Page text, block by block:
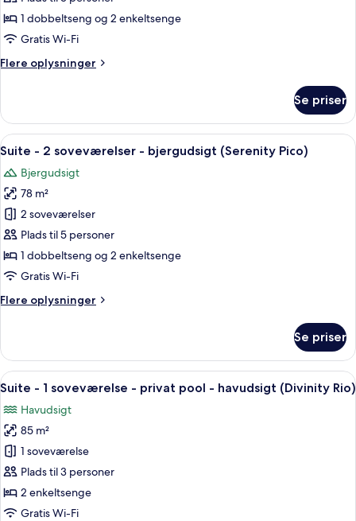
soveværelser
-
pool
(Serenity
Elegance
1 dobbeltseng og 2 enkeltsenge
Gratis Wi-Fi
Flere oplysninger
Flere
-
soveværelser
privat
pool
havudsigt
(Serenity
Elegance
Luxe)
Se priser
Indlæs
alle
billeder
af
Suite
-
2
soveværelser
bjergudsigt
Et moderne køkken med en central
15
Suite - 2 soveværelser - bjergudsigt (Serenity Pico)
Bjergudsigt
78 m²
2 soveværelser
Plads til 5 personer
1 dobbeltseng og 2 enkeltsenge
Gratis Wi-Fi
Flere oplysninger
Flere
-
soveværelser
bjergudsigt
(Serenity
Pico)
Se priser
Indlæs
alle
billeder
af
Suite
-
1
soveværelse
En moderne balkon med udendørs
13
Suite - 1 soveværelse - privat pool - havudsigt (Divinity Rio)
Havudsigt
85 m²
1 soveværelse
Plads til 3 personer
2 enkeltsenge
Gratis Wi-Fi